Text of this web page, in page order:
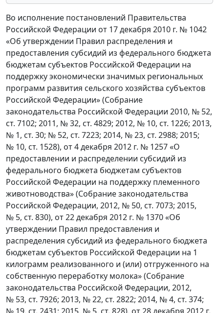
Во исполнение постановлений Правительства
Российской Федерации от 17 декабря 2010 г. № 1042
«Об утверждении Правил распределения и
предоставления субсидий из федерального бюджета
бюджетам субъектов Российской Федерации на
поддержку экономически значимых региональных
программ развития сельского хозяйства субъектов
Российской Федерации» (Собрание
законодательства Российской Федерации 2010, № 52,
ст. 7102; 2011, № 32, ст. 4829; 2012, № 10, ст. 1226; 2013,
№ 1, ст. 30; № 52, ст. 7223; 2014, № 23, ст. 2988; 2015;
№ 10, ст. 1528), от 4 декабря 2012 г. № 1257 «О
предоставлении и распределении субсидий из
федерального бюджета бюджетам субъектов
Российской Федерации на поддержку племенного
животноводства» (Собрание законодательства
Российской Федерации, 2012, № 50, ст. 7073; 2015,
№ 5, ст. 830), от 22 декабря 2012 г. № 1370 «Об
утверждении Правил предоставления и
распределения субсидий из федерального бюджета
бюджетам субъектов Российской Федерации на 1
килограмм реализованного и (или) отгруженного на
собственную переработку молока» (Собрание
законодательства Российской Федерации, 2012,
№ 53, ст. 7926; 2013, № 22, ст. 2822; 2014, № 4, ст. 374;